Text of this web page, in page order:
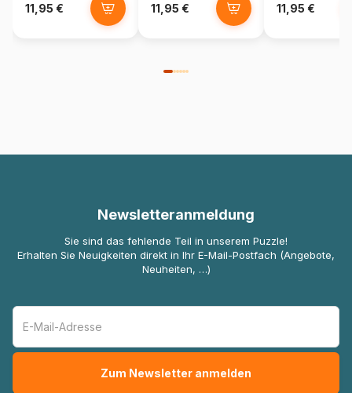
11,95 € 11,95 € 11,95 €
Newsletteranmeldung
Sie sind das fehlende Teil in unserem Puzzle!
Erhalten Sie Neuigkeiten direkt in Ihr E-Mail-Postfach (Angebote,
Neuheiten, …)